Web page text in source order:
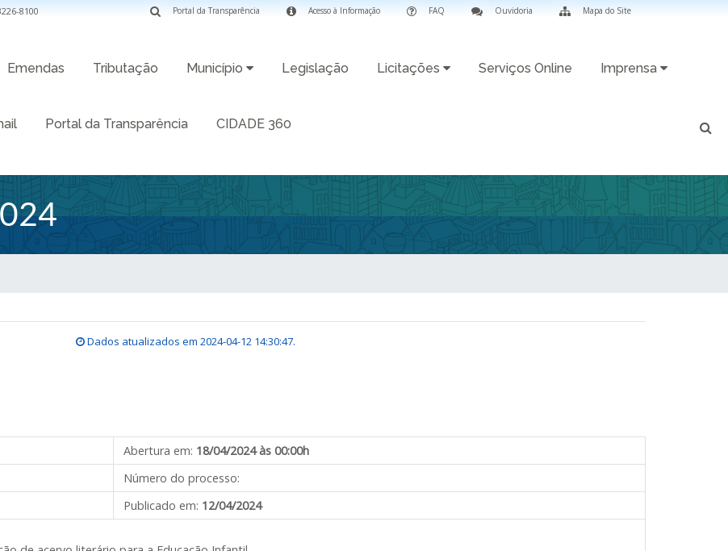
8100 Mapa do Site
Ouvidoria
FAQ
Acesso à Informação
Portal da Transparência
Emendas Tributação Município Legislação Licitações Serviços Online Imprensa
Portal da Transparência CIDADE 360
Dados atualizados em 2024-04-12 14:30:47.
Abertura em: 18/04/2024 às 00:00h
Número do processo:
Publicado em: 12/04/2024